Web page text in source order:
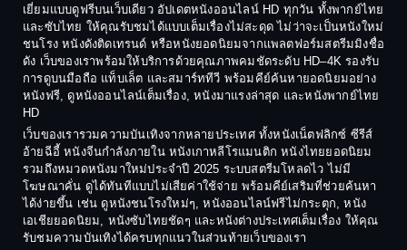
Coming-of-age ชีวิตวัยรุ่น
Crime อาชญากรรม
Crime อาชญากรรม
Culture
Dance เต้น
Dark Comedy ตลกร้าย
1986
1985
1984
1983
1982
1981
1980
1978
1974
1973
1972
1971
1970
1969
1968
1964
เยี่ยมแบบดูฟรีบนเว็บเดียว อัปเดตหนังออนไลน์ HD ทุกวัน ทั้งพากย์ไทย
และซับไทย ให้คุณรับชมได้แบบเต็มเรื่องไม่สะดุด ไม่ว่าจะเป็นหนังใหม่
ชนโรง หนังดังติดเทรนด์ หรือหนังยอดนิยมจากแพลตฟอร์มสตรีมมิงชื่อ
ดัง เว็บของเราพร้อมให้บริการด้วยคุณภาพคมชัดระดับ HD–4K รองรับ
การดูบนมือถือ แท็บเล็ต และสมาร์ททีวี พร้อมคีย์ค้นหายอดนิยมอย่าง
หนังฟรี, ดูหนังออนไลน์เต็มเรื่อง, หนังมาแรงล่าสุด และหนังพากย์ไทย
HD
เว็บของเรารวมความบันเทิงจากหลายประเทศ ทั้งหนังเน็ตฟลิกซ์ ซีรีส์
อ้ายฉีอี้ หนังจีนกำลังภายใน หนังเกาหลีโรแมนติก หนังไทยยอดนิยม
รวมถึงหมวดหนังมาใหม่ประจำปี 2025 ระบบสตรีมโหลดไว ไม่มี
โฆษณาคั่น ดูได้ทันทีแบบไม่เสียค่าใช้จ่าย พร้อมคีย์เสริมที่ช่วยค้นหา
ได้ง่ายขึ้น เช่น ดูหนังชนโรงใหม่ๆ, หนังออนไลน์ฟรีไม่กระตุก, หนัง
เอเชียยอดนิยม, หนังซับไทยชัดๆ และหนังต่างประเทศเต็มเรื่อง ให้คุณ
รับชมความบันเทิงได้ครบทุกแนวในส่วนท้ายเว็บของเรา